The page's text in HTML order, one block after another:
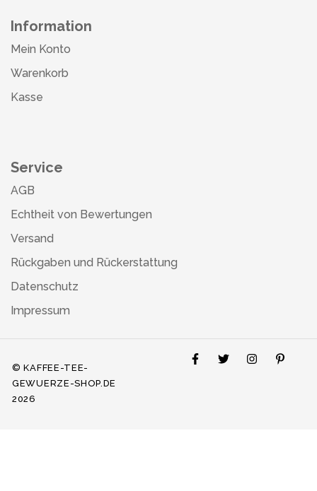
Information
Mein Konto
Warenkorb
Kasse
Service
AGB
Echtheit von Bewertungen
Versand
Rückgaben und Rückerstattung
Datenschutz
Impressum
© KAFFEE-TEE-
GEWUERZE-SHOP.DE
2026